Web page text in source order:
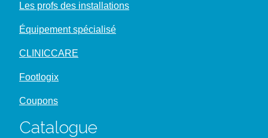
Les profs des installations
Équipement spécialisé
CLINICCARE
Footlogix
Coupons
Catalogue